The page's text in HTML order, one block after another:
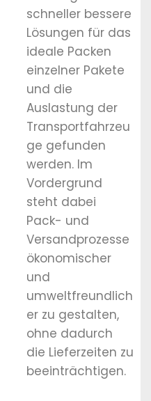
schneller bessere
Lösungen für das
ideale Packen
einzelner Pakete
und die
Auslastung der
Transportfahrzeu
ge gefunden
werden. Im
Vordergrund
steht dabei
Pack- und
Versandprozesse
ökonomischer
und
umweltfreundlich
er zu gestalten,
ohne dadurch
die Lieferzeiten zu
beeinträchtigen.